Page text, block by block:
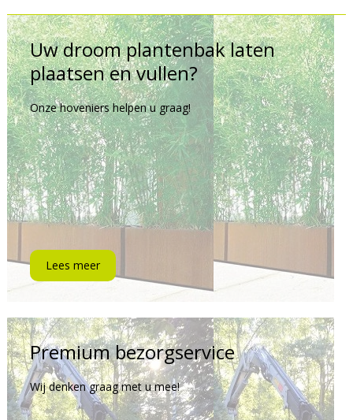
Uw droom plantenbak laten
plaatsen en vullen?
Onze hoveniers helpen u graag!
Lees meer
Premium bezorgservice
Wij denken graag met u mee!